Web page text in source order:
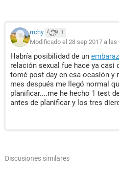
rrchy 1
Modificado el 28 sep 2017 a las
Habría posibilidad de un
relación sexual fue hace ya casi
tomé post day en esa ocasión y
mes después me llegó normal
planificar....me he hecho 1 test
antes de planificar y los tres
Discusiones similares